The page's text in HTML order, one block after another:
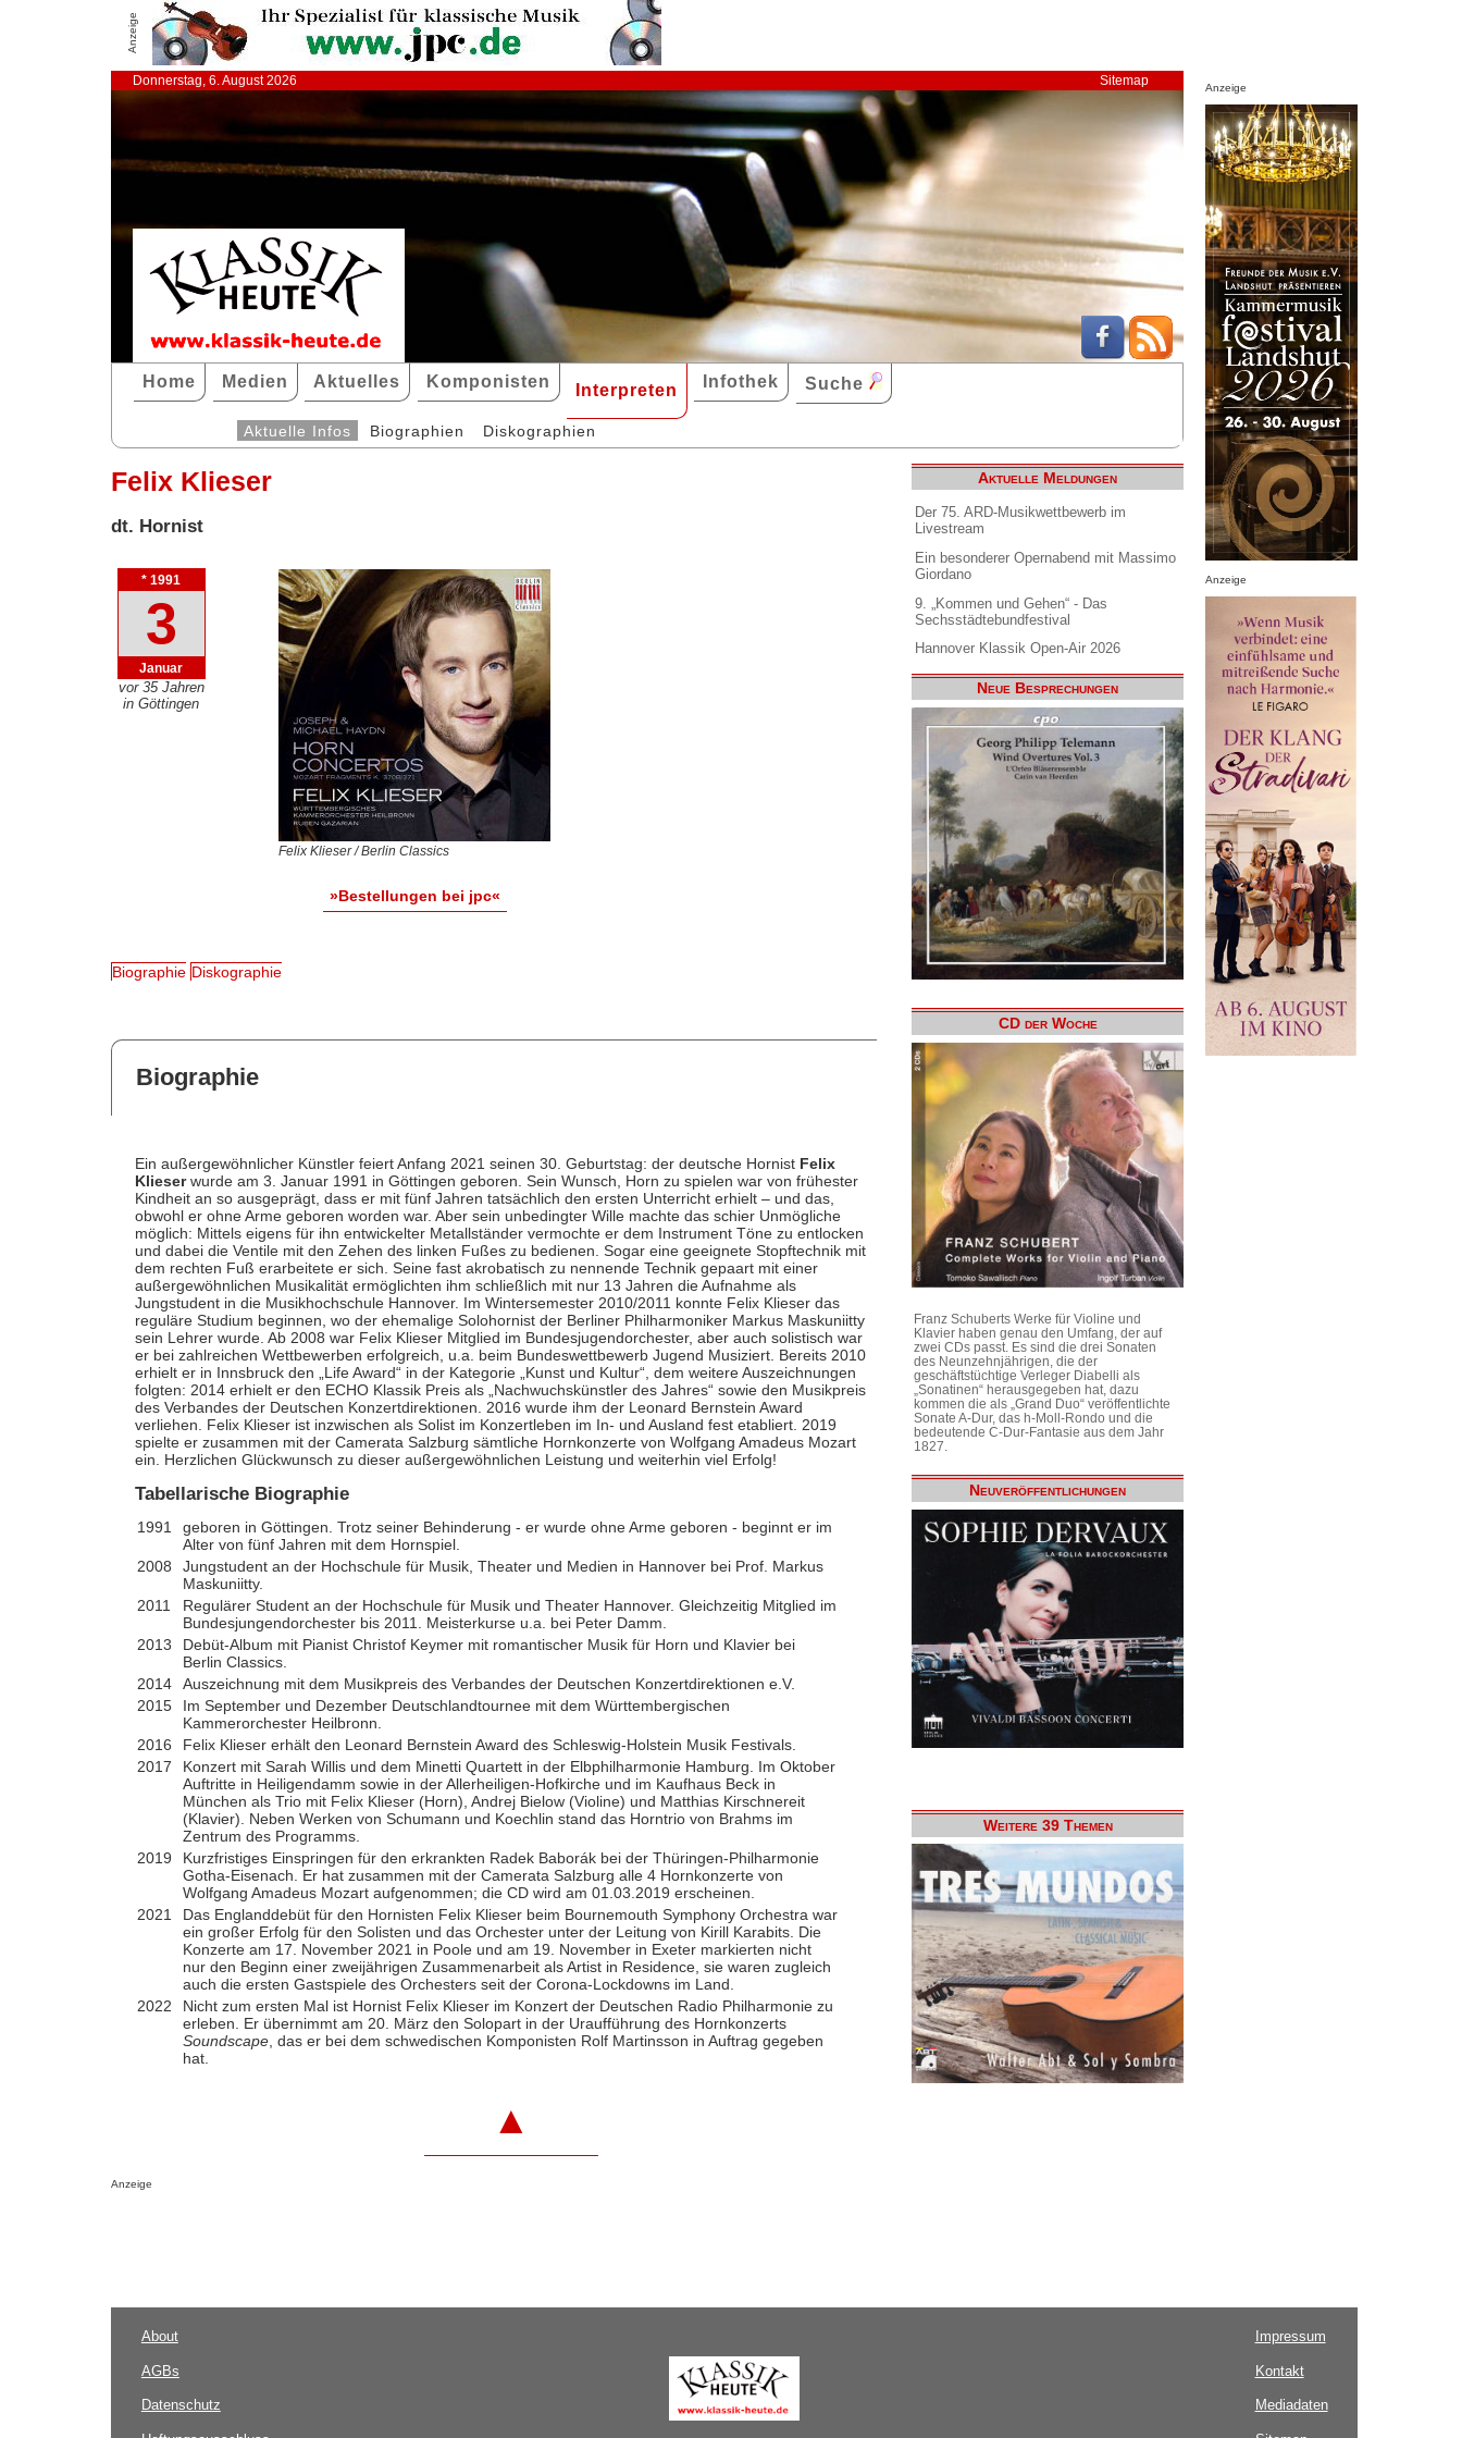
Anzeige
Donnerstag, 6. August 2026 Sitemap
Home Medien Aktuelles Komponisten Interpreten Infothek Suche
Aktuelle Infos Biographien Diskographien
Felix Klieser
dt. Hornist
* 1991
3
Januar
vor 35 Jahren
in Göttingen
Felix Klieser / Berlin Classics
»Bestellungen bei jpc«
Biographie Diskographie
Biographie
Ein außergewöhnlicher Künstler feiert Anfang 2021 seinen 30. Geburtstag: der deutsche Hornist Felix
Klieserwurde am 3. Januar 1991 in Göttingen geboren. Sein Wunsch, Horn zu spielen war von frühester
Kindheit an so ausgeprägt, dass er mit fünf Jahren tatsächlich den ersten Unterricht erhielt – und das,
obwohl er ohne Arme geboren worden war. Aber sein unbedingter Wille machte das schier Unmögliche
möglich: Mittels eigens für ihn entwickelter Metallständer vermochte er dem Instrument Töne zu entlocken
und dabei die Ventile mit den Zehen des linken Fußes zu bedienen. Sogar eine geeignete Stopftechnik mit
dem rechten Fuß erarbeitete er sich. Seine fast akrobatisch zu nennende Technik gepaart mit einer
außergewöhnlichen Musikalität ermöglichten ihm schließlich mit nur 13 Jahren die Aufnahme als
Jungstudent in die Musikhochschule Hannover. Im Wintersemester 2010/2011 konnte Felix Klieser das
reguläre Studium beginnen, wo der ehemalige Solohornist der Berliner Philharmoniker Markus Maskuniitty
sein Lehrer wurde. Ab 2008 war Felix Klieser Mitglied im Bundesjugendorchester, aber auch solistisch war
er bei zahlreichen Wettbewerben erfolgreich, u.a. beim Bundeswettbewerb Jugend Musiziert. Bereits 2010
erhielt er in Innsbruck den „Life Award“ in der Kategorie „Kunst und Kultur“, dem weitere Auszeichnungen
folgten: 2014 erhielt er den ECHO Klassik Preis als „Nachwuchskünstler des Jahres“ sowie den Musikpreis
des Verbandes der Deutschen Konzertdirektionen. 2016 wurde ihm der Leonard Bernstein Award
verliehen. Felix Klieser ist inzwischen als Solist im Konzertleben im In- und Ausland fest etabliert. 2019
spielte er zusammen mit der Camerata Salzburg sämtliche Hornkonzerte von Wolfgang Amadeus Mozart
ein. Herzlichen Glückwunsch zu dieser außergewöhnlichen Leistung und weiterhin viel Erfolg!
Tabellarische Biographie
1991
geboren in Göttingen. Trotz seiner Behinderung - er wurde ohne Arme geboren - beginnt er im
Alter von fünf Jahren mit dem Hornspiel.
2008
Jungstudent an der Hochschule für Musik, Theater und Medien in Hannover bei Prof. Markus
Maskuniitty.
2011
Regulärer Student an der Hochschule für Musik und Theater Hannover. Gleichzeitig Mitglied im
Bundesjungendorchester bis 2011. Meisterkurse u.a. bei Peter Damm.
2013
Debüt-Album mit Pianist Christof Keymer mit romantischer Musik für Horn und Klavier bei
Berlin Classics.
2014
Auszeichnung mit dem Musikpreis des Verbandes der Deutschen Konzertdirektionen e.V.
2015
Im September und Dezember Deutschlandtournee mit dem Württembergischen
Kammerorchester Heilbronn.
2016
Felix Klieser erhält den Leonard Bernstein Award des Schleswig-Holstein Musik Festivals.
2017
Konzert mit Sarah Willis und dem Minetti Quartett in der Elbphilharmonie Hamburg. Im Oktober
Auftritte in Heiligendamm sowie in der Allerheiligen-Hofkirche und im Kaufhaus Beck in
München als Trio mit Felix Klieser (Horn), Andrej Bielow (Violine) und Matthias Kirschnereit
(Klavier). Neben Werken von Schumann und Koechlin stand das Horntrio von Brahms im
Zentrum des Programms.
2019
Kurzfristiges Einspringen für den erkrankten Radek Baborák bei der Thüringen-Philharmonie
Gotha-Eisenach. Er hat zusammen mit der Camerata Salzburg alle 4 Hornkonzerte von
Wolfgang Amadeus Mozart aufgenommen; die CD wird am 01.03.2019 erscheinen.
2021
Das Englanddebüt für den Hornisten Felix Klieser beim Bournemouth Symphony Orchestra war
ein großer Erfolg für den Solisten und das Orchester unter der Leitung von Kirill Karabits. Die
Konzerte am 17. November 2021 in Poole und am 19. November in Exeter markierten nicht
nur den Beginn einer zweijährigen Zusammenarbeit als Artist in Residence, sie waren zugleich
auch die ersten Gastspiele des Orchesters seit der Corona-Lockdowns im Land.
2022
Nicht zum ersten Mal ist Hornist Felix Klieser im Konzert der Deutschen Radio Philharmonie zu
erleben. Er übernimmt am 20. März den Solopart in der Uraufführung des Hornkonzerts
Soundscape, das er bei dem schwedischen Komponisten Rolf Martinsson in Auftrag gegeben
hat.
▲
Anzeige
Aktuelle Meldungen
Der 75. ARD-Musikwettbewerb im
Livestream
Ein besonderer Opernabend mit Massimo
Giordano
9. „Kommen und Gehen“ - Das
Sechsstädtebundfestival
Hannover Klassik Open-Air 2026
Neue Besprechungen
CD der Woche
Franz Schuberts Werke für Violine und
Klavier haben genau den Umfang, der auf
zwei CDs passt. Es sind die drei Sonaten
des Neunzehnjährigen, die der
geschäftstüchtige Verleger Diabelli als
„Sonatinen“ herausgegeben hat, dazu
kommen die als „Grand Duo“ veröffentlichte
Sonate A-Dur, das h-Moll-Rondo und die
bedeutende C-Dur-Fantasie aus dem Jahr
1827.
Neuveröffentlichungen
Weitere 39 Themen
Anzeige
Anzeige
About
AGBs
Datenschutz
Impressum
Kontakt
Mediadaten